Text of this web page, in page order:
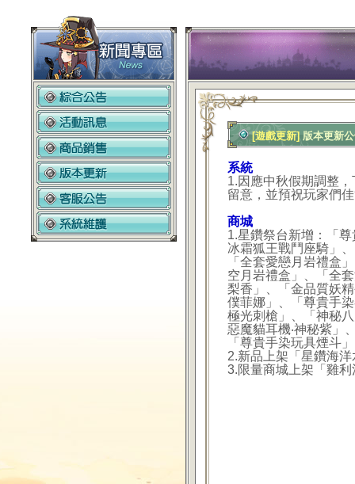
[遊戲更新] 版本更新
系統
1.因應中秋假期調整
留意，並預祝玩家們
商城
1.星鑽祭台新增：「
冰霜狐王戰鬥座騎」
「全套愛戀月岩禮盒
空月岩禮盒」、「全
梨香」、「金品質妖
僕菲娜」、「尊貴手
極光刺槍」、「神秘
惡魔貓耳機‧神秘紫」
「尊貴手染玩具煙斗
2.新品上架「星鑽海
3.限量商城上架「雞